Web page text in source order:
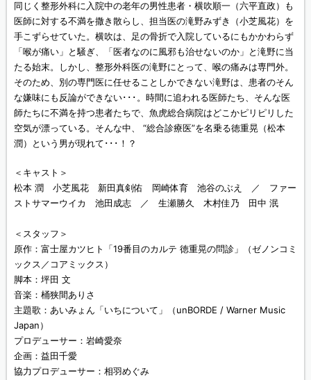
同じく整形外科に入院中の老年の男性患者・横吹順一（六平直政）も
医師に対する不満を撒き散らし、担当医の滝野みずき（小芝風花）を
手こずらせていた。横吹は、足の骨折で入院しているにもかかわらず
「喉が痛い」と騒ぎ、「医者なのに風邪も治せないのか」と滝野に当
たる始末。しかし、整形外科医の滝野にとって、喉の痛みは専門外。
そのため、別の専門医に任せることしかできない滝野は、患者のそん
な嫌味にも反論ができない･･･。時間に追われる医師たち、そんな医
師たちに不満を持つ患者たちで、魚虎総合病院はどこかピリピリした
空気が漂っている。そんな中、 “総合診療医”を名乗る徳重晃（松本
潤）という男が現れて･･･！？
＜キャスト＞
松本 潤 小芝風花 新田真剣佑 岡崎体育 池谷のぶえ ／ ファー
ストサマーウイカ 池田成志 ／ 生瀬勝久 木村佳乃 田中 泯
＜スタッフ＞
原作：富士屋カツヒト「19番目のカルテ 徳重晃の問診」（ゼノンコミ
ックス／コアミックス）
脚本：坪田 文
音楽：桶狭間ありさ
主題歌：あいみょん「いちについて」（unBORDE / Warner Music
Japan）
プロデューサー：岩崎愛奈
企画：益田千愛
協力プロデューサー：相羽めぐみ